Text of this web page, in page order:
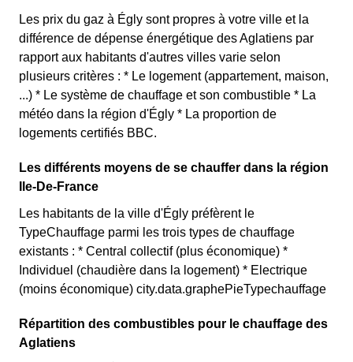
Les prix du gaz à Égly sont propres à votre ville et la
différence de dépense énergétique des Aglatiens par
rapport aux habitants d'autres villes varie selon
plusieurs critères : * Le logement (appartement, maison,
...) * Le système de chauffage et son combustible * La
météo dans la région d'Égly * La proportion de
logements certifiés BBC.
Les différents moyens de se chauffer dans la région
Ile-De-France
Les habitants de la ville d'Égly préfèrent le
TypeChauffage parmi les trois types de chauffage
existants : * Central collectif (plus économique) *
Individuel (chaudière dans la logement) * Electrique
(moins économique) city.data.graphePieTypechauffage
Répartition des combustibles pour le chauffage des
Aglatiens